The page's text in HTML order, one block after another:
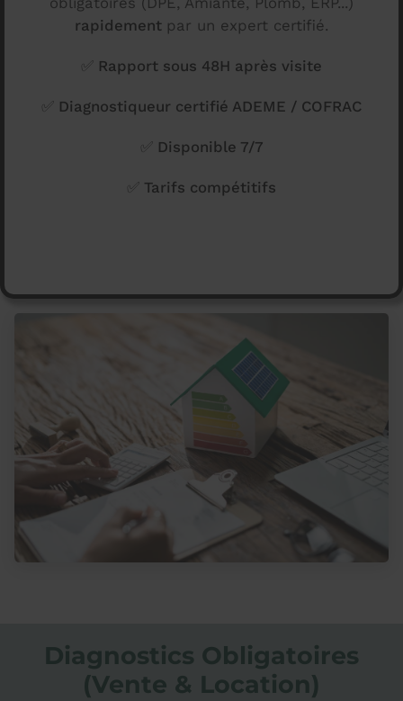
rapidement par un expert certifié.
✅ Rapport sous 48H après visite
✅ Diagnostiqueur certifié ADEME / COFRAC
✅ Disponible 7/7
✅ Tarifs compétitifs
Diagnostics Obligatoires
(Vente & Location)